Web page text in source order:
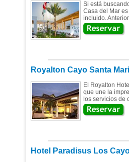
Si está
Casa del Mar
incluido.
Royalton Cayo Santa
El Royalton
que une la
los servicios de
Hotel Paradisus Los